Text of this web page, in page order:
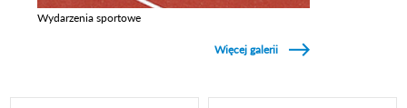
Wydarzenia sportowe
Więcej galerii